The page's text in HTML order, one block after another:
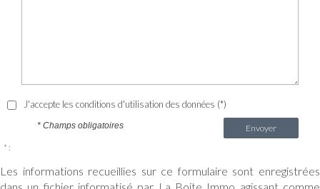
J'accepte les conditions d'utilisation des données (*)
Envoyer
* Champs obligatoires
* :
Les informations recueillies sur ce formulaire sont enregistrées